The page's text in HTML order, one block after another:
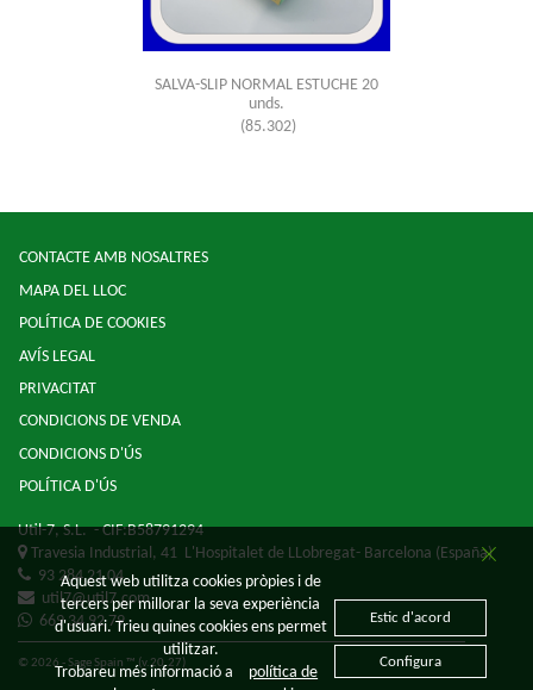
SALVA-SLIP NORMAL ESTUCHE 20
unds.
(85.302)
CONTACTE AMB NOSALTRES
MAPA DEL LLOC
POLÍTICA DE COOKIES
AVÍS LEGAL
PRIVACITAT
CONDICIONS DE VENDA
CONDICIONS D'ÚS
POLÍTICA D'ÚS
Util-7, S.L.- CIF:B58791294
Travesia Industrial, 41 L'Hospitalet de LLobregat- Barcelona (España)
93 284 21 04
util7@util7.com
669 34 92 79
© 2026 - Sage Spain ™ (v.20.27)
Aquest web utilitza cookies pròpies i de
tercers per millorar la seva experiència
d'usuari. Trieu quines cookies ens permet
utilitzar.
Trobareu més informació a
política de
Estic d'acord
Configura